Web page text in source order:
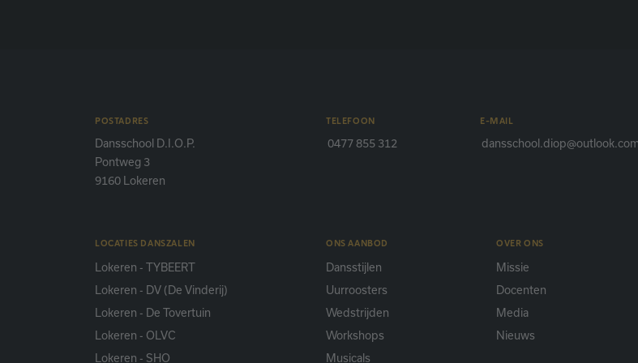
POSTADRES
Dansschool D.I.O.P.
Pontweg 3
9160 Lokeren
TELEFOON
0477 855 312
E-MAIL
dansschool.diop@outlook.com
LOCATIES DANSZALEN
Lokeren - TYBEERT
Lokeren - DV (De Vinderij)
Lokeren - De Tovertuin
Lokeren - OLVC
Lokeren - SHO
ONS AANBOD
Dansstijlen
Uurroosters
Wedstrijden
Workshops
Musicals
OVER ONS
Missie
Docenten
Media
Nieuws